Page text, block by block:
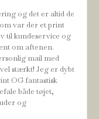
og det er altid de
var der et print
til kundeservice og
om aftenen.
mail med
stærkt! Jeg er dybt
OG fantastisk
både tøjet,
og